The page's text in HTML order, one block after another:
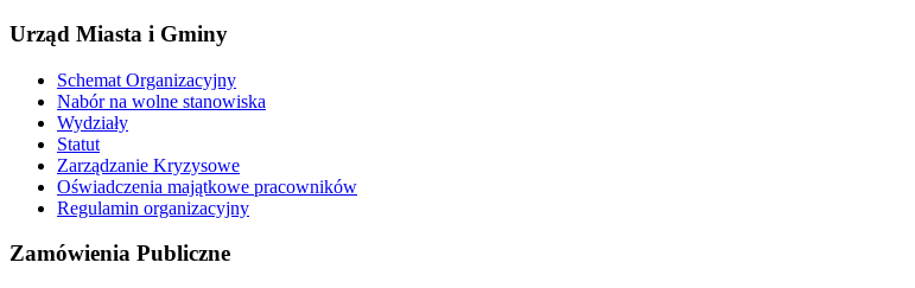
Urząd Miasta i Gminy
Schemat Organizacyjny
Nabór na wolne stanowiska
Wydziały
Statut
Zarządzanie Kryzysowe
Oświadczenia majątkowe pracowników
Regulamin organizacyjny
Zamówienia Publiczne